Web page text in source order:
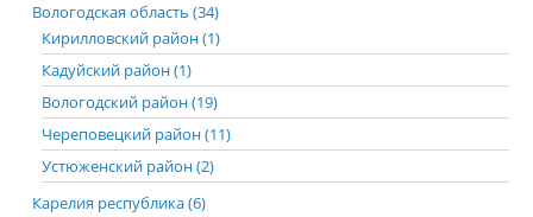
Вологодская область (34)
Кирилловский район (1)
Кадуйский район (1)
Вологодский район (19)
Череповецкий район (11)
Устюженский район (2)
Карелия республика (6)